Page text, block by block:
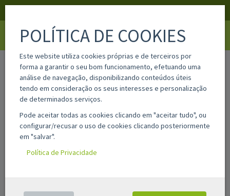
home pesquisa
Filtros
ASSISTENTE DE PESQUISA AVANÇADA
PESQUISAR
PRODUTOS
POLÍTICA DE COOKIES
Este website utiliza cookies próprias e de terceiros por
forma a garantir o seu bom funcionamento, efetuando uma
análise de navegação, disponibilizando conteúdos úteis
tendo em consideração os seus interesses e personalização
de determinados serviços.
Pode aceitar todas as cookies clicando em "aceitar tudo", ou
configurar/recusar o uso de cookies clicando posteriormente
em "salvar".
Política de Privacidade